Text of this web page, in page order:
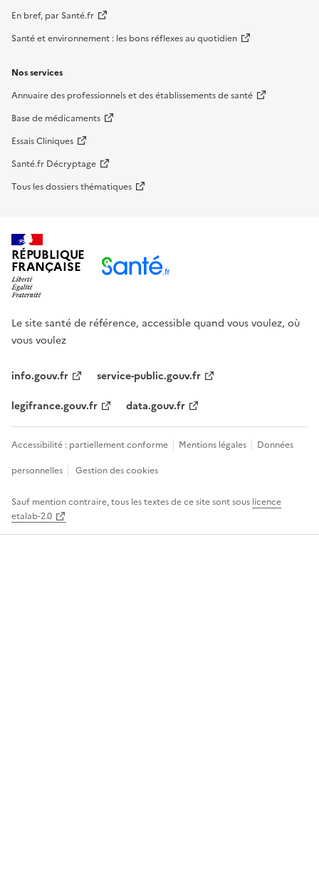
En bref, par Santé.fr
Santé et environnement : les bons réflexes au quotidien
Nos services
Annuaire des professionnels et des établissements de santé
Base de médicaments
Essais Cliniques
Santé.fr Décryptage
Tous les dossiers thématiques
RÉPUBLIQUE
FRANÇAISE
Le site santé de référence, accessible quand vous voulez, où
vous voulez
info.gouv.fr
service-public.gouv.fr
legifrance.gouv.fr
data.gouv.fr
Accessibilité : partiellement conforme Mentions légales
Données
personnelles
Gestion des cookies
Sauf mention contraire, tous les textes de ce site sont sous licence
etalab-2.0